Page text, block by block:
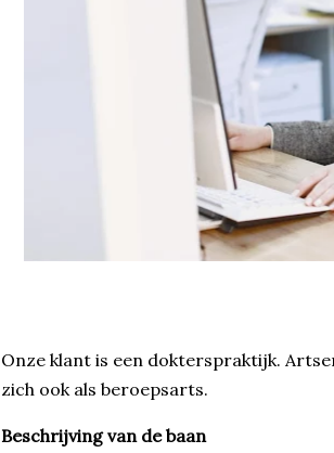
Onze klant is een dokterspraktijk.
zich ook als beroepsarts.
Beschrijving van de baan